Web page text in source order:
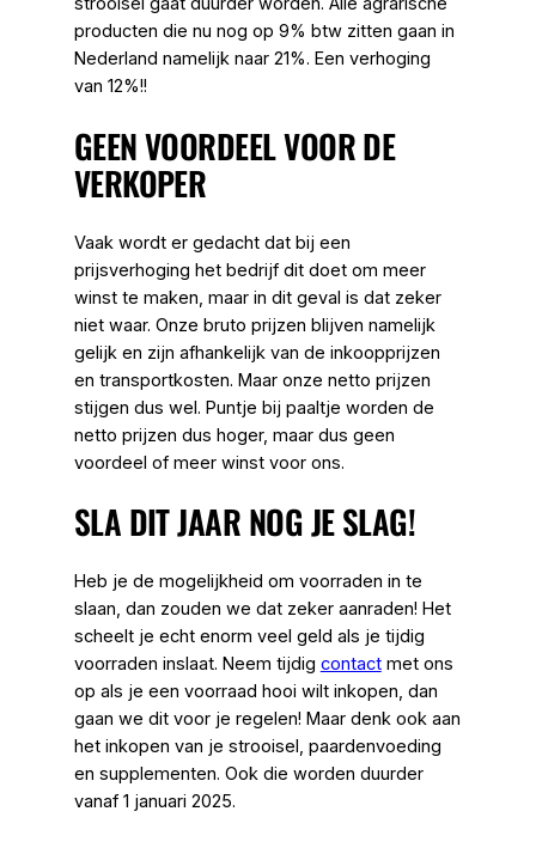
producten die nu nog op 9% btw zitten gaan in
Nederland namelijk naar 21%. Een verhoging
van 12%!!
GEEN VOORDEEL VOOR DE
VERKOPER
Vaak wordt er gedacht dat bij een
prijsverhoging het bedrijf dit doet om meer
winst te maken, maar in dit geval is dat zeker
niet waar. Onze bruto prijzen blijven namelijk
gelijk en zijn afhankelijk van de inkoopprijzen
en transportkosten. Maar onze netto prijzen
stijgen dus wel. Puntje bij paaltje worden de
netto prijzen dus hoger, maar dus geen
voordeel of meer winst voor ons.
SLA DIT JAAR NOG JE SLAG!
Heb je de mogelijkheid om voorraden in te
slaan, dan zouden we dat zeker aanraden! Het
scheelt je echt enorm veel geld als je tijdig
voorraden inslaat. Neem tijdig contactmet ons
op als je een voorraad hooi wilt inkopen, dan
gaan we dit voor je regelen! Maar denk ook aan
het inkopen van je strooisel, paardenvoeding
en supplementen. Ook die worden duurder
vanaf 1 januari 2025.